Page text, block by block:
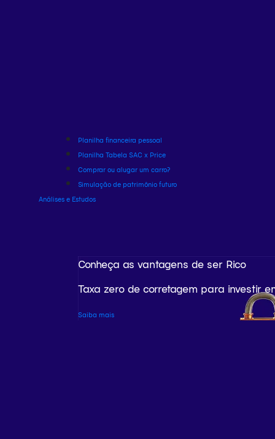
Planilha financeira pessoal
Planilha Tabela SAC x Price
Comprar ou alugar um carro?
Simulação de patrimônio futuro
Análises e Estudos
Conheça as vantagens de ser Rico
Taxa zero de corretagem para investir
Saiba mais